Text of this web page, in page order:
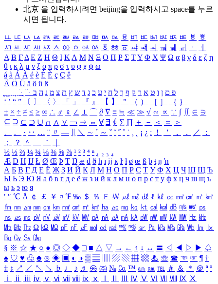
北京 을 입력하시려면 beijing을 입력하시고 space를 누르
시면 됩니다.
ㅥ ㅦ ㅧ ㅨ ㅩ ㅪ ㅫ ㅬ ㅭ ㅮ ㅯ ㅰ ㅱ ㅲ ㅳ ㅴ ㅵ ㅶ ㅷ ㅸ
ㅹ
ㅺ ㅻ ㅼ ㅽ ㅾ ㅿ ㆀ ㆁ ㆂ ㆃ ㆄ ㆅ ㆆ ㆇ ㆈ ㆉ ㆊ ㆋ ㆌ ㆍ
ㆎ
Α Β ΓΔ Ε Ζ Η Θ Ι ΚΛ Μ Ν Ξ Ο Π Ρ Σ ΤΥ Φ Χ Ψ Ω α β γ δ ε ζ η
θ ι κ λ μ ν ξ ο π ρ σ τ υ φ χ ψ ω
á à Á À é è É È ç Ç ê
Ä Ö Ü ä ö ü ß
ִֶֹ ֻּ ׁׂ פ ם ן ו ט א ר ק ף ך ל ח י ע כ ג ד ש ץ ת צ מ נ ה ב
‘ ’ “ ” 〔 〕 〈 〉 「 」 『 』 【 】 ＂ （ ） ［ ］ ｛ ｝
± × ÷ ≠ ≤ ≥ ∞ ∴ ♂ ♀ ∠ ⊥ ⌒ ∂ ∇ ≡ ≒ ≪ ≫ √ ∽ ∝ ∵ ∫ ∬ ∈ ∋
⊆ ⊇ ⊂ ⊃ ∪ ∩ ∧ ∨ ￢ ⇒ ⇔ ∀ ∃ ∮ ∑ ∏ ＋ － ＜ ＝
＞
、
。 · ‥ … ¨ 〃 ― ＼ ∼ ´ ～ ˇ ˘ ˝ ˚ ˙ ¸ ¡ ¿ ː ！ ＇ ， ． ／
：
；
？ ＾ ｀
½ ⅓ ⅔ ¼ ¾ ⅛ ⅜ ⅝ ⅞ ¹ ² ³ ⁴ ⁿ ₁ ₂ ₃ ₄
Æ Ð Ħ Ĳ Ł Ø Œ Þ Ŧ Ŋ æ đ ð ħ ı ĳ ĸ ŀ ł ø œ ß þ ŧ ŋ ŉ
А Б В Г Д Е Ё Ж З И Й К Л М Н О П Р С Т У Ф Х Ц Ч Ш Щ Ъ
Ы Ь Э Ю Я а б в г д е ё ж з и й к л м н о п р с т у ф х ц ч ш щ ъ
ы ь э ю я
′ ″ ℃ Å ￠ ￡ ￥ ¤ ℉ ‰ ＄ ％ Ｆ ￦ ㎕ ㎖ ㎗ ℓ ㎘ ㏄ ㎣ ㎤ ㎥ ㎦
㎙ ㎚ ㎛ ㎜ ㎝ ㎞ ㎟ ㎠ ㎡ ㎢ ㏊ ㎍ ㎎ ㎏ ㏏ ㎈ ㎉ ㏈ ㎧ ㎨ ㎰
㎱ ㎲ ㎳ ㎴ ㎵ ㎶ ㎷ ㎸ ㎹ ㎀ ㎁ ㎂ ㎃ ㎄ ㎺ ㎻ ㎽ ㎾ ㎿ ㎐ ㎑
㎒ ㎓ ㎔ Ω ㏀ ㏁ ㎊ ㎋ ㎌ ㏖ ㏅ ㎭ ㎮ ㎯ ㏛ ㎩ ㎪ ㎫ ㎬ ㏝ ㏐
㏓
㏃ ㏉ ㏜ ㏆
§ ※ ☆ ★ ○ ● ◎ ◇ ◆ □ ■ △ ▽ → ← ↑ ↓ ↔ 〓 ◁ ◀ ▷ ▶ ♤
♠ ♡ ♥ ♧ ♣ ⊙ ◈ ▣ ◐ ◑ ▒ ▤ ▨ ▧ ▦ ▩ ♨ ☏ ☎ ☜ ☞ ¶ †
‡ ↕ ↗ ↙ ↖ ↘ ♭ ♩ ♪ ♬ ㉿ ㈜ № ㏇ ™ ㏂ ㏘ ℡ ＃ ＆ ＊ ＠ ª º
ⅰ
ⅱ ⅲ ⅳ ⅴ ⅵ ⅶ ⅷ ⅸ ⅹ Ⅳ Ⅴ Ⅵ Ⅶ Ⅷ Ⅸ Ⅹ